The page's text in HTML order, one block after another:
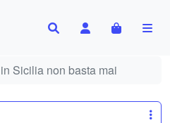
Search AccountCart
Sicilia non basta mai